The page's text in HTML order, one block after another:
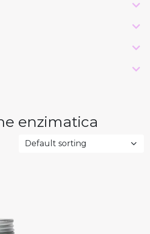
-
-
-
-
enzimatica